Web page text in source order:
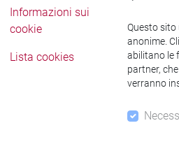
Informazioni sui
cookie
Lista cookies
Questo
anonime.
abilitano le
partner,
verranno